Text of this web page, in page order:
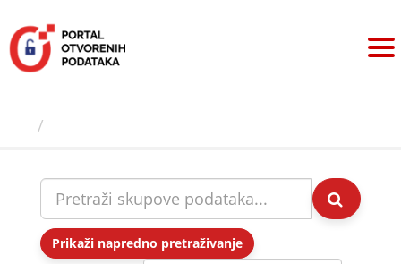
sadržaj
Prikaži napredno pretraživanje